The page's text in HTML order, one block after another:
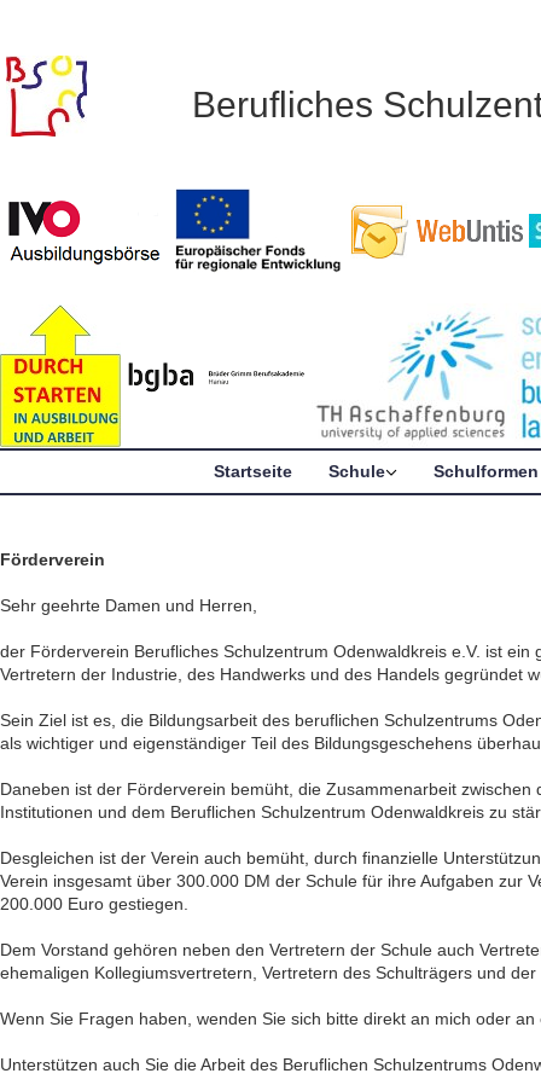
Berufliches
Startseite Schule Schulformen
Förderverein
Sehr geehrte Damen und Herren,
der Förderverein Berufliches Schulzentrum Odenwaldkreis e.V. ist
Vertretern der Industrie, des Handwerks und des Handels gegründet
Sein Ziel ist es, die Bildungsarbeit des beruflichen Schulzentrums
als wichtiger und eigenständiger Teil des Bildungsgeschehens
Daneben ist der Förderverein bemüht, die Zusammenarbeit
Institutionen und dem Beruflichen Schulzentrum Odenwaldkreis zu
Desgleichen ist der Verein auch bemüht, durch finanzielle
Verein insgesamt über 300.000 DM der Schule für ihre Aufgaben zur
200.000 Euro gestiegen.
Dem Vorstand gehören neben den Vertretern der Schule auch
ehemaligen Kollegiumsvertretern, Vertretern des Schulträgers und
Wenn Sie Fragen haben, wenden Sie sich bitte direkt an mich oder
Unterstützen auch Sie die Arbeit des Beruflichen Schulzentrums